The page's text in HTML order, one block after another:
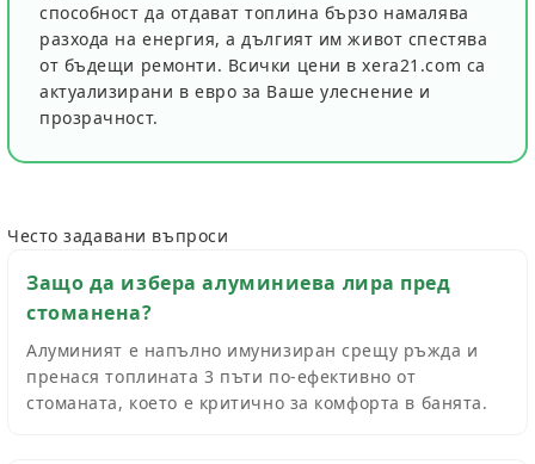
способност да отдават топлина бързо намалява
разхода на енергия, а дългият им живот спестява
от бъдещи ремонти. Всички цени в xera21.com са
актуализирани в евро за Ваше улеснение и
прозрачност.
Често задавани въпроси
Защо да избера алуминиева лира пред
стоманена?
Алуминият е напълно имунизиран срещу ръжда и
пренася топлината 3 пъти по-ефективно от
стоманата, което е критично за комфорта в банята.